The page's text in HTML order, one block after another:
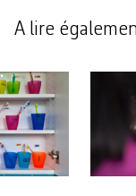
A lire